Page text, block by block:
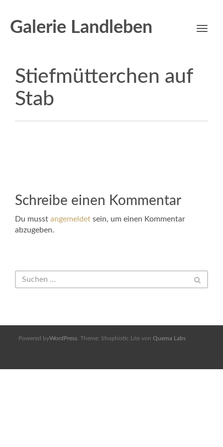
Galerie Landleben
Toggle
Stiefmütterchen auf
Stab
Schreibe einen Kommentar
Du musst angemeldet sein, um einen Kommentar
abzugeben.
Powered byWordPress . Theme: Shophistic Lite von Quema Labs